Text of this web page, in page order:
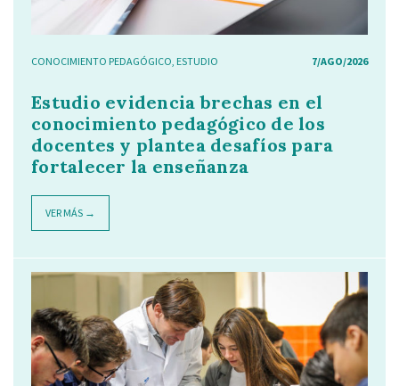
CONOCIMIENTO PEDAGÓGICO, ESTUDIO 7/AGO/2026
Estudio evidencia brechas en el
conocimiento pedagógico de los
docentes y plantea desafíos para
fortalecer la enseñanza
VER MÁS →